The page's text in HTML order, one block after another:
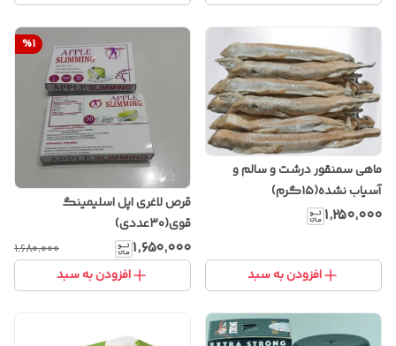
ماهی سمنقور درشت و سالم و
آسیاب نشده(۱۵گرم)
۱٬۲۵۰٬۰۰۰
افزودن به سبد
%1
قرص لاغری اپل اسلیمینگ
قوی(۳۰عددی)
۱٬۶۵۰٬۰۰۰ ۱٬۶۸۰٬۰۰۰
افزودن به سبد